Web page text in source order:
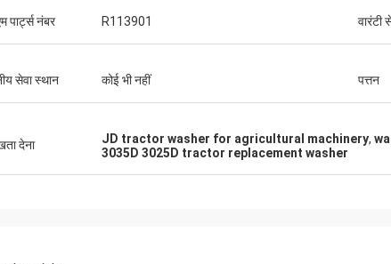
पार्ट्स नंबर R113901 वारंटी
सेवा स्थान कोई भी नहीं पत्तन
देना JD tractor washer for agricultural machinery,
3035D 3025D tractor replacement washer